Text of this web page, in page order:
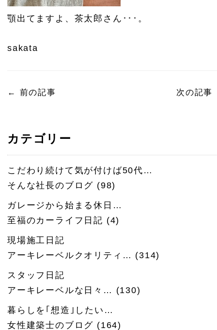
顎出てますよ、茶太郎さん･･･。
sakata
← 前の記事 次の記事
カテゴリー
こだわり続けて気が付けば50代…
そんな社長のブログ (98)
ガレージから始まる休日…
至福のカーライフ日記 (4)
現場施工日記
アーキレーベルクオリティ… (314)
スタッフ日記
アーキレーベルな日々… (130)
暮らしを｢想造｣したい…
女性建築士のブログ (164)